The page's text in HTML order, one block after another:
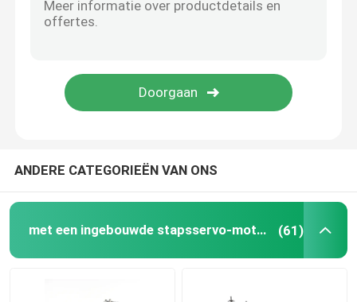
Brushless gelijkstroom-Motorbestuurder
buitenrotor bldc motor
Borstelgelijkstroom Motor
Precisie Planetarische Versnellingsbak
ANDERE CATEGORIEËN VAN ONS
met een ingebouwde stapsservo-motor (61)